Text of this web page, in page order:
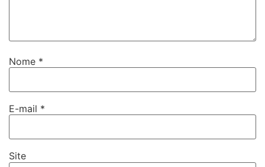
Nome *
E-mail *
Site